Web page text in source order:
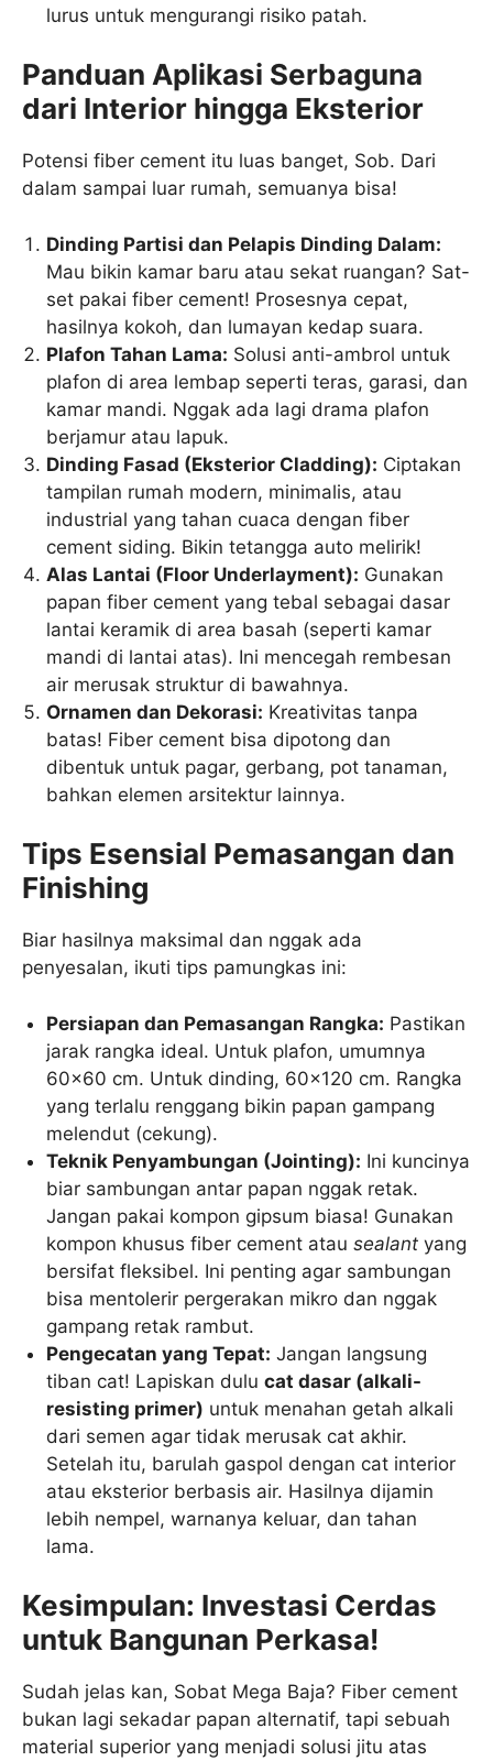
lurus untuk mengurangi risiko patah.
Panduan Aplikasi Serbaguna
dari Interior hingga Eksterior
Potensi fiber cement itu luas banget, Sob. Dari
dalam sampai luar rumah, semuanya bisa!
Dinding Partisi dan Pelapis Dinding Dalam:
Mau bikin kamar baru atau sekat ruangan? Sat-
set pakai fiber cement! Prosesnya cepat,
hasilnya kokoh, dan lumayan kedap suara.
Plafon Tahan Lama: Solusi anti-ambrol untuk
plafon di area lembap seperti teras, garasi, dan
kamar mandi. Nggak ada lagi drama plafon
berjamur atau lapuk.
Dinding Fasad (Eksterior Cladding): Ciptakan
tampilan rumah modern, minimalis, atau
industrial yang tahan cuaca dengan fiber
cement siding. Bikin tetangga auto melirik!
Alas Lantai (Floor Underlayment): Gunakan
papan fiber cement yang tebal sebagai dasar
lantai keramik di area basah (seperti kamar
mandi di lantai atas). Ini mencegah rembesan
air merusak struktur di bawahnya.
Ornamen dan Dekorasi: Kreativitas tanpa
batas! Fiber cement bisa dipotong dan
dibentuk untuk pagar, gerbang, pot tanaman,
bahkan elemen arsitektur lainnya.
Tips Esensial Pemasangan dan
Finishing
Biar hasilnya maksimal dan nggak ada
penyesalan, ikuti tips pamungkas ini:
Persiapan dan Pemasangan Rangka: Pastikan
jarak rangka ideal. Untuk plafon, umumnya
60×60 cm. Untuk dinding, 60×120 cm. Rangka
yang terlalu renggang bikin papan gampang
melendut (cekung).
Teknik Penyambungan (Jointing): Ini kuncinya
biar sambungan antar papan nggak retak.
Jangan pakai kompon gipsum biasa! Gunakan
kompon khusus fiber cement atausealant yang
bersifat fleksibel. Ini penting agar sambungan
bisa mentolerir pergerakan mikro dan nggak
gampang retak rambut.
Pengecatan yang Tepat: Jangan langsung
tiban cat! Lapiskan dulucat dasar (alkali-
resisting primer) untuk menahan getah alkali
dari semen agar tidak merusak cat akhir.
Setelah itu, barulah gaspol dengan cat interior
atau eksterior berbasis air. Hasilnya dijamin
lebih nempel, warnanya keluar, dan tahan
lama.
Kesimpulan: Investasi Cerdas
untuk Bangunan Perkasa!
Sudah jelas kan, Sobat Mega Baja? Fiber cement
bukan lagi sekadar papan alternatif, tapi sebuah
material superior yang menjadi solusi jitu atas